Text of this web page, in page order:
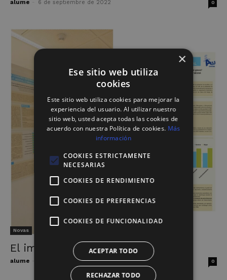
alume 6 de septiembre de 2022 0
Novas
El impacto del confinamiento
alume 2 de junio de 2022 0
×
Ese sitio web utiliza
cookies
Este sitio web utiliza cookies para mejorar la
experiencia del usuario. Al utilizar nuestro
sitio web, usted acepta todas las cookies de
acuerdo con nuestra Política de cookies. Más
información
COOKIES ESTRICTAMENTE
NECESARIAS
COOKIES DE RENDIMIENTO
COOKIES DE PREFERENCIAS
COOKIES DE FUNCIONALIDAD
ACEPTAR TODO
RECHAZAR TODO